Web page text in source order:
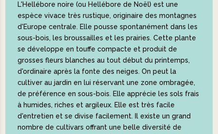
L'Hellébore noire (ou Hellébore de Noël) est une
espèce vivace très rustique, originaire des montagnes
d'Europe centrale. Elle pousse spontanément dans les
sous-bois, les broussailles et les prairies. Cette plante
se développe en touffe compacte et produit de
grosses fleurs blanches au tout début du printemps,
d'ordinaire après la fonte des neiges. On peut la
cultiver au jardin en lui réservant une zone ombragée,
de préférence en sous-bois. Elle apprécie les sols frais
à humides, riches et argileux. Elle est très facile
d'entretien et se divise facilement. Il existe un grand
nombre de cultivars offrant une belle diversité de